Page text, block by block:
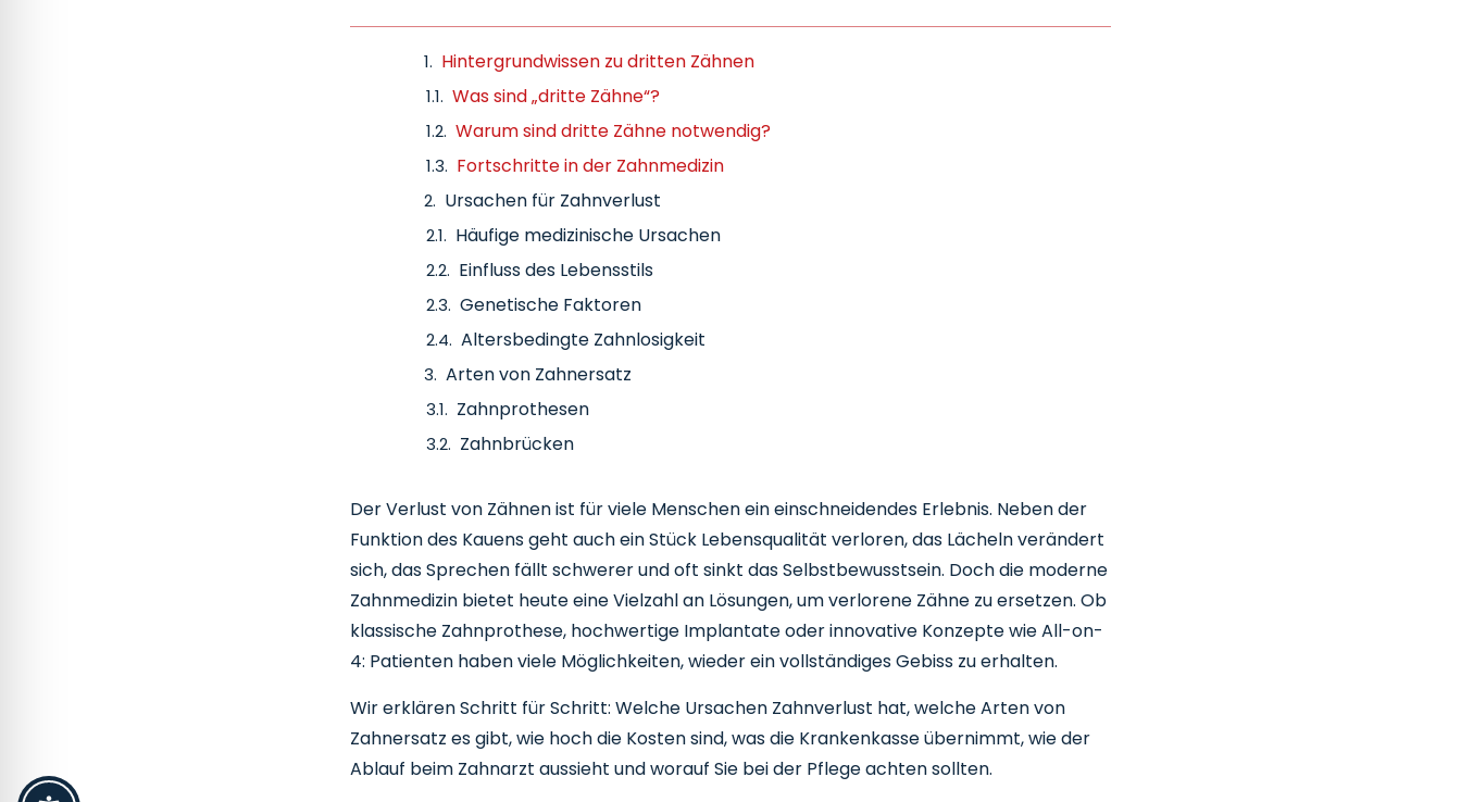
Hintergrundwissen zu dritten Zähnen
Was sind „dritte Zähne“?
Warum sind dritte Zähne notwendig?
Fortschritte in der Zahnmedizin
Ursachen für Zahnverlust
Häufige medizinische Ursachen
Einfluss des Lebensstils
Genetische Faktoren
Altersbedingte Zahnlosigkeit
Arten von Zahnersatz
Zahnprothesen
Zahnbrücken
Kombinationen und Spezialformen
Zahnimplantate im Detail
Was sind Zahnimplantate?
Spezielle Methoden – All-on-4
Zahnersatz: Kosten und Krankenkasse
Was ist die Regelversorgung?
Heil- und Kostenplan
Der Verlust von Zähnen ist für viele Menschen ein einschneidendes Erlebnis. Neben der
Funktion des Kauens geht auch ein Stück Lebensqualität verloren, das Lächeln verändert
sich, das Sprechen fällt schwerer und oft sinkt das Selbstbewusstsein. Doch die moderne
Zahnmedizin bietet heute eine Vielzahl an Lösungen, um verlorene Zähne zu ersetzen. Ob
klassische Zahnprothese, hochwertige Implantate oder innovative Konzepte wie All-on-
4: Patienten haben viele Möglichkeiten, wieder ein vollständiges Gebiss zu erhalten.
Wir erklären Schritt für Schritt: Welche Ursachen Zahnverlust hat, welche Arten von
Zahnersatz es gibt, wie hoch die Kosten sind, was die Krankenkasse übernimmt, wie der
Ablauf beim Zahnarzt aussieht und worauf Sie bei der Pflege achten sollten.